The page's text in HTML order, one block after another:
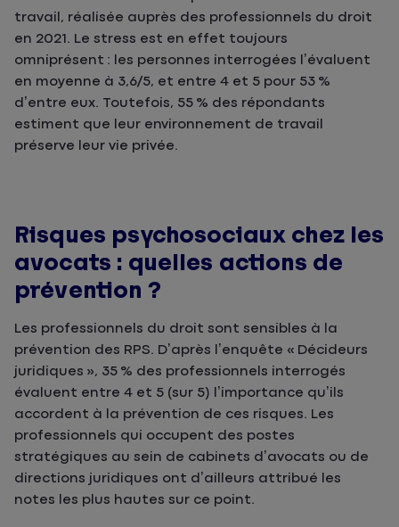
travail, réalisée auprès des professionnels du droit
en 2021. Le stress est en effet toujours
omniprésent : les personnes interrogées l’évaluent
en moyenne à 3,6/5, et entre 4 et 5 pour 53 %
d’entre eux. Toutefois, 55 % des répondants
estiment que leur environnement de travail
préserve leur vie privée.
Risques psychosociaux chez les
avocats : quelles actions de
prévention ?
Les professionnels du droit sont sensibles à la
prévention des RPS. D’après l’enquête « Décideurs
juridiques », 35 % des professionnels interrogés
évaluent entre 4 et 5 (sur 5) l’importance qu’ils
accordent à la prévention de ces risques. Les
professionnels qui occupent des postes
stratégiques au sein de cabinets d’avocats ou de
directions juridiques ont d’ailleurs attribué les
notes les plus hautes sur ce point.